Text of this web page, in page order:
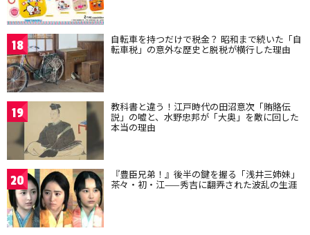
18 自転車を持つだけで税金？ 昭和まで続いた「自
転車税」の意外な歴史と脱税が横行した理由
19 教科書と違う！江戸時代の田沼意次「賄賂伝
説」の嘘と、水野忠邦が「大奥」を敵に回した
本当の理由
20 『豊臣兄弟！』後半の鍵を握る「浅井三姉妹」
茶々・初・江——秀吉に翻弄された波乱の生涯